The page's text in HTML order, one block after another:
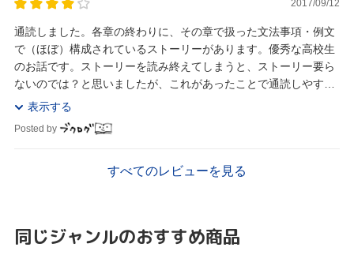
2017/09/12
通読しました。各章の終わりに、その章で扱った文法事項・例文
で（ほぼ）構成されているストーリーがあります。優秀な高校生
のお話です。ストーリーを読み終えてしまうと、ストーリー要ら
ないのでは？と思いましたが、これがあったことで通読しやすか
ったと思います。 内容は細かい内容まで掲載されて...
表示する
Posted by
すべてのレビューを見る
同じジャンルのおすすめ商品